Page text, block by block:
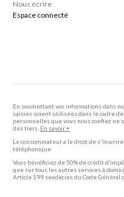
Nous écrire
Espace connecté
En soumettant vos informations dans
saisies soient utilisées dans le cadre
personnelles que vous nous confiez ne
des tiers. En savoir +
Le consommateur a le droit de
téléphonique
Vous bénéficiez de 50% de crédit
que sur tous les autres services à
Article 199 sexdecies du Code Général